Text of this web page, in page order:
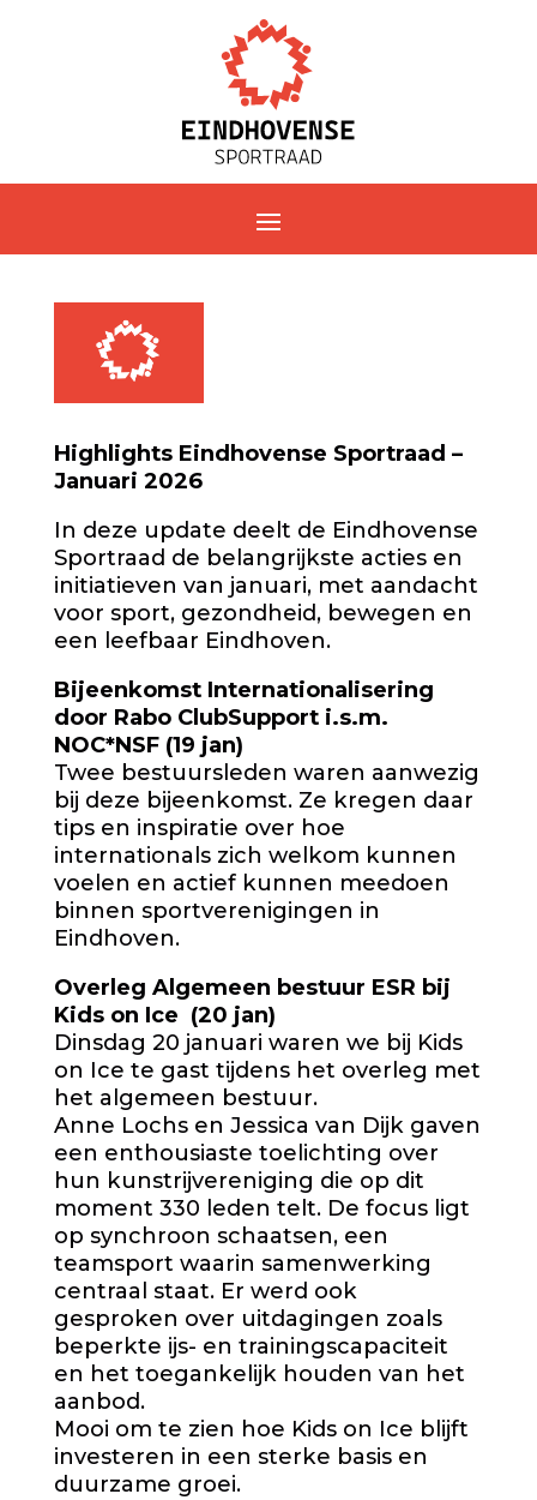
Highlights Eindhovense Sportraad –
Januari 2026
In deze update deelt de Eindhovense
Sportraad de belangrijkste acties en
initiatieven van januari, met aandacht
voor sport, gezondheid, bewegen en
een leefbaar Eindhoven.
Bijeenkomst Internationalisering
door Rabo ClubSupport i.s.m.
NOC*NSF (19 jan)
Twee bestuursleden waren aanwezig
bij deze bijeenkomst. Ze kregen daar
tips en inspiratie over hoe
internationals zich welkom kunnen
voelen en actief kunnen meedoen
binnen sportverenigingen in
Eindhoven.
Overleg Algemeen bestuur ESR bij
Kids on Ice (20 jan)
Dinsdag 20 januari waren we bij Kids
on Ice te gast tijdens het overleg met
het algemeen bestuur.
Anne Lochs en Jessica van Dijk gaven
een enthousiaste toelichting over
hun kunstrijvereniging die op dit
moment 330 leden telt. De focus ligt
op synchroon schaatsen, een
teamsport waarin samenwerking
centraal staat. Er werd ook
gesproken over uitdagingen zoals
beperkte ijs- en trainingscapaciteit
en het toegankelijk houden van het
aanbod.
Mooi om te zien hoe Kids on Ice blijft
investeren in een sterke basis en
duurzame groei.